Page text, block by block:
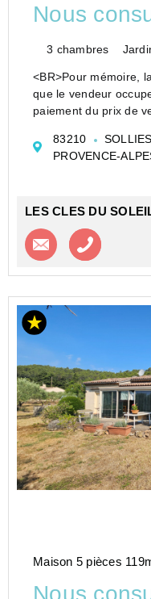
Nous
3 chambres
<BR>Pour mémoire,
que le vendeur
paiement du prix de
standing, en impasse
83210
PROVENCE-
LES CLES DU
Contacter
Maison 5 pièces